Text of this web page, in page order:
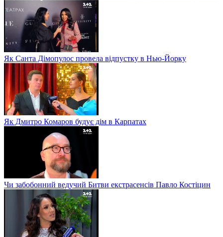
Як Санта Дімопулос провела відпустку в Нью-Йорку
Як Дмитро Комаров будує дім в Карпатах
Чи забобонний ведучий Битви екстрасенсів Павло Костіцин